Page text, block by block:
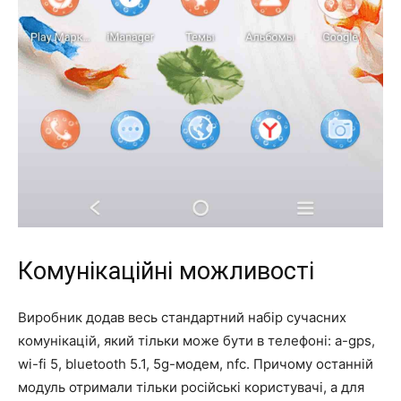
Комунікаційні можливості
Виробник додав весь стандартний набір сучасних
комунікацій, який тільки може бути в телефоні: a-gps,
wi-fi 5, bluetooth 5.1, 5g-модем, nfc. Причому останній
модуль отримали тільки російські користувачі, а для